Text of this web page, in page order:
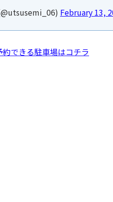
February 13,
できる駐車場はコチラ